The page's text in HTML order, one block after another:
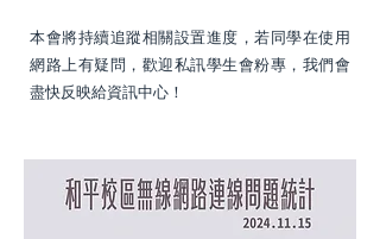
本會將持續追蹤相關設置進度，若同學在使用
網路上有疑問，歡迎私訊學生會粉專，我們會
盡快反映給資訊中心！